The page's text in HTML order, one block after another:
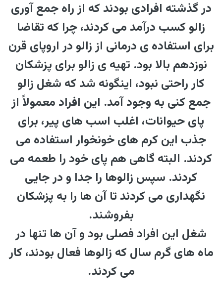
در گذشته افرادی بودند که از راه جمع آوری
زالو کسب درآمد می کردند، چرا که تقاضا
برای استفاده ی درمانی از زالو در اروپای قرن
نوزدهم بالا بود. تهیه ی زالو برای پزشکان
کار راحتی نبود، اینگونه شد که شغل زالو
جمع کنی به وجود آمد. این افراد معمولاً از
پای حیوانات، اغلب اسب های پیر، برای
جذب این کرم های خونخوار استفاده می
کردند. البته گاهی هم پای خود را طعمه می
کردند. سپس زالوها را جدا و در جایی
نگهداری می کردند تا آن ها را به پزشکان
بفروشند.
شغل این افراد فصلی بود و آن ها تنها در
ماه های گرم سال که زالوها فعال بودند، کار
می کردند.